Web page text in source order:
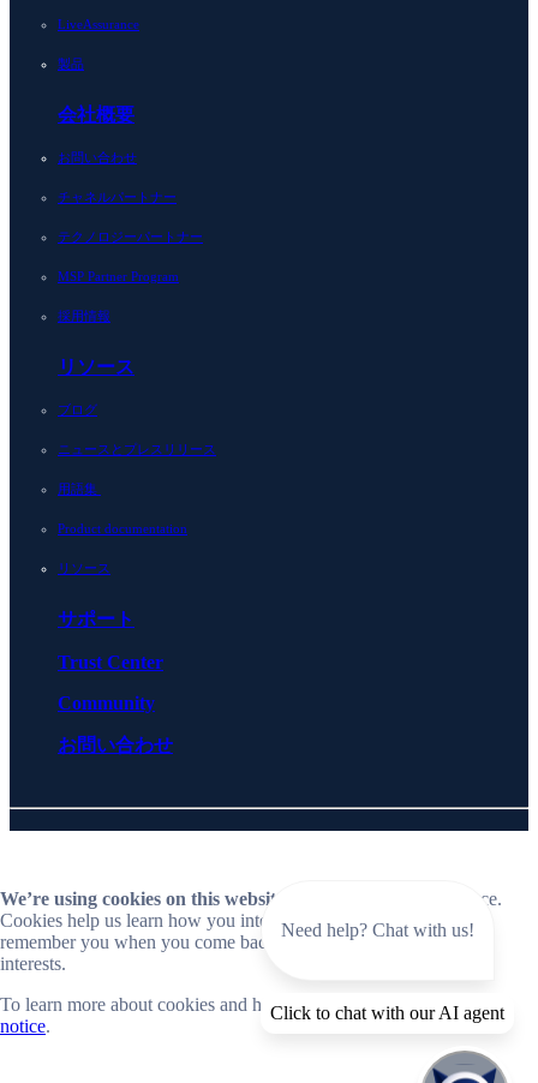
LiveAssurance
製品
会社概要
お問い合わせ
チャネルパートナー
テクノロジーパートナー
MSP Partner Program
採用情報
リソース
ブログ
ニュースとプレスリリース
用語集
Product documentation
リソース
サポート
Trust Center
Community
お問い合わせ
Follow us on LinkedIn
Follow us on YouTube
We’re using cookies on this website
to improve your experience.
Cookies help us learn how you interact with our website and
remember you when you come back so we can tailor it to your
interests.
To learn more about cookies and how we use them, read our
cookie
notice.
📣 Now live: Explore BlueCat Horizon, our SaaS-first Intelligent
Need help? Chat with us!
Click to chat with our AI agent